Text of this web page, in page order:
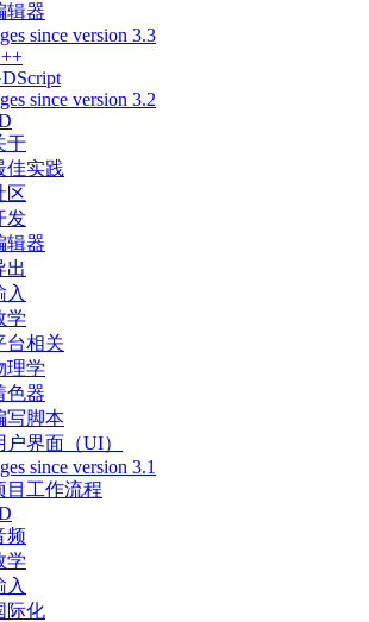
辑器
since version 3.3
since version 3.2
于
佳实践
区
发
辑器
出
入
学
台相关
理学
色器
写脚本
户界面（UI）
since version 3.1
目工作流程
频
学
入
际化